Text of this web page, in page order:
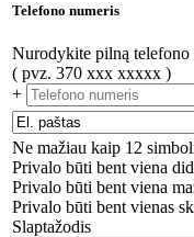
Telefono numeris
Nurodykite pilną telefono
( pvz. 370 xxx xxxxx )
+
Ne mažiau kaip 12
Privalo būti bent viena
Privalo būti bent viena
Privalo būti bent vienas
Slaptažodis